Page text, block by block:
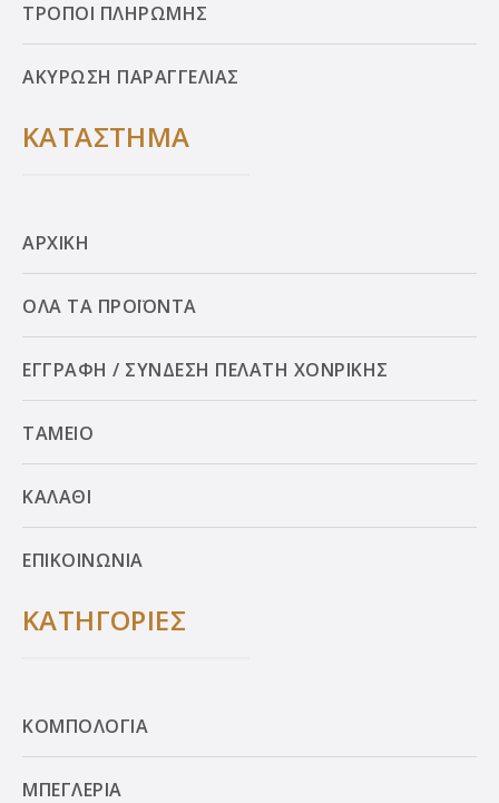
ΤΡΟΠΟΙ ΠΛΗΡΩΜΗΣ
ΑΚΥΡΩΣΗ ΠΑΡΑΓΓΕΛΙΑΣ
ΚΑΤΑΣΤΗΜΑ
ΑΡΧΙΚΗ
ΟΛΑ ΤΑ ΠΡΟΪΟΝΤΑ
ΕΓΓΡΑΦΗ / ΣΥΝΔΕΣΗ ΠΕΛΑΤΗ ΧΟΝΡΙΚΗΣ
ΤΑΜΕΙΟ
ΚΑΛΑΘΙ
ΕΠΙΚΟΙΝΩΝΙΑ
ΚΑΤΗΓΟΡΙΕΣ
ΚΟΜΠΟΛΟΓΙΑ
ΜΠΕΓΛΕΡΙΑ